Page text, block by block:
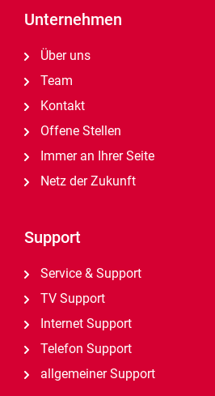
Unternehmen
Über uns
Team
Kontakt
Offene Stellen
Immer an Ihrer Seite
Netz der Zukunft
Support
Service & Support
TV Support
Internet Support
Telefon Support
allgemeiner Support